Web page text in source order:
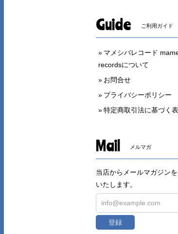
Guide ご利用ガイド
マメシバレコード
recordsについて
お問合せ
プライバシーポリシー
特定商取引法に基づく
Mail メルマガ
当店からメールマガジン
いたします。
登録